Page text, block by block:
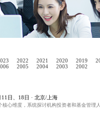
2022 2021 2020 2019
2005 2004 2003 2002
日、18日 · 北京/上海
核心维度，系统探讨机构投资者和基金管理